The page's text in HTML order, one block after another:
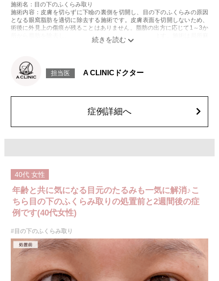
施術名：目の下のふくらみ取り
施術内容：皮膚を切らずに下瞼の裏側を切開し、目の下のふくらみの原因
となる眼窩脂肪を適切に除去する施術です。皮膚表面を切開しないため、
術後に外見上の傷痕が残ることはありません。脂肪の出方に応じて1～3か
所から脂肪を除去し、目の下の凹凸をなめらかに整えます。施術は局所麻
後一時的に生じることがございますが、通常は数日〜1週間程度で自然に軽
快します。また、稀に細菌感染症、ふくらみの残り・凹み、しわ・たるみ
オプション：笑気麻酔 3,300円(税込)
重ラインを形成する施術です。メスを使用しないため、腫れや内出血など
後一時的に生じることがございます。これらの症状は通常数日〜1週間ほど
で落ち着いていきますが、個人差があります。また、稀に細菌感染症、左
右差、重瞼ラインの消失・乱れ、縫合糸の露出、結膜腫脹などが生じるこ
とがございます。
費用：スタンダード 2箇所107,800円(税込)〜6箇所239,800円(税込)
アドバンス 2箇所217,800円(税込)～6箇所349,800円(税込)
アペックス シングル437,800円(税込)～ダブル657,800円(税込)
オプション：笑気麻酔 3,300円(税込)
担当医 A CLINICドクター
症例詳細へ
40代 女性
年齢と共に気になる目元のたるみも一気に解消♪こ
ちら目の下のふくらみ取りの処置前と2週間後の症
例です(40代女性)
#目の下のふくらみ取り